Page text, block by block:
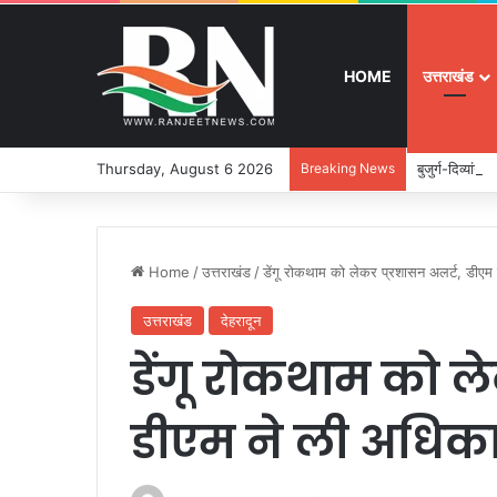
HOME उत्तराखंड
Thursday, August 6 2026 Breaking News बुजुर्ग-
Home /उत्तराखंड /डेंगू रोकथाम को लेकर प्रशासन अलर्ट, डीएम
उत्तराखंड देहरादून
डेंगू रोकथाम को
डीएम ने ली